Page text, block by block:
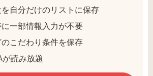
自分だけのリストに保存
一部情報入力が不要
こだわり条件を保存
読み放題